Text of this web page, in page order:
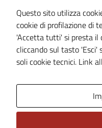
Dichiarazione di
Whistleblowing
Piano di miglioramento del
Area riservata
Questo sito utilizza
cookie di profilazione di
'Accetta tutti' si presta il
cliccando sul tasto 'Esci'
soli cookie tecnici. Link